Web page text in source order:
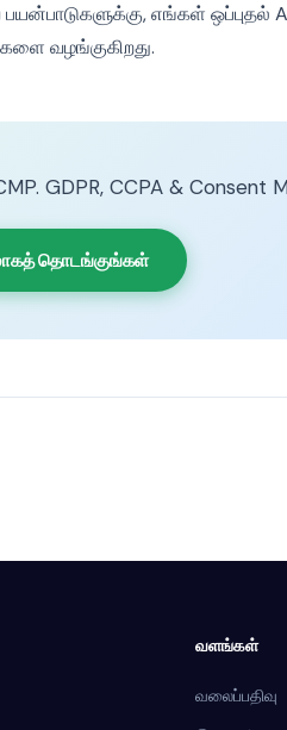
எங்கள்
வழங்குகிறது.
GDPR, CCPA & Consent
தொடங்குங்கள்
வளங்கள்
வலைப்பதிவு